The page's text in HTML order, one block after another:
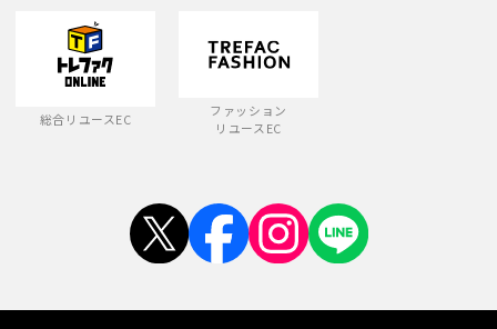
総合リユースEC
ファッション
リユースEC